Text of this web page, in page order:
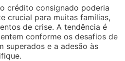
crédito consignado poderia
crucial para muitas famílias,
de crise. A tendência é
conforme os desafios de
superados e a adesão às